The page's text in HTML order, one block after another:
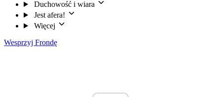
Duchowość i wiara
Jest afera!
Więcej
Wesprzyj Frondę